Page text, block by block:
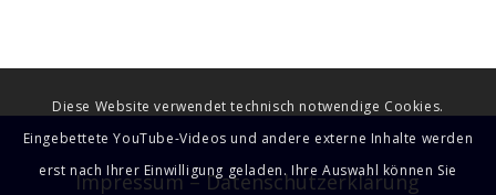
Impressum–Datenschutzerklärung
Diese Website verwendet technisch notwendige Cookies.
Eingebettete YouTube-Videos und andere externe Inhalte werden
erst nach Ihrer Einwilligung geladen. Ihre Auswahl können Sie